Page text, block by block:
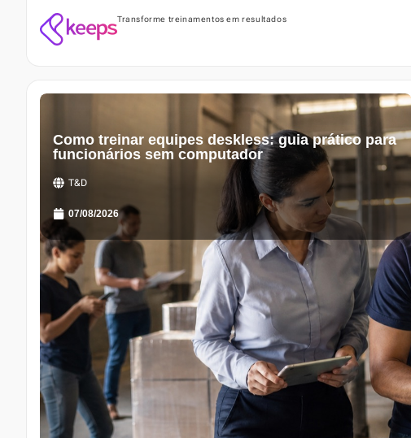
Transforme treinamentos em resultados
Como treinar equipes deskless: guia prático para
funcionários sem computador
T&D
07/08/2026